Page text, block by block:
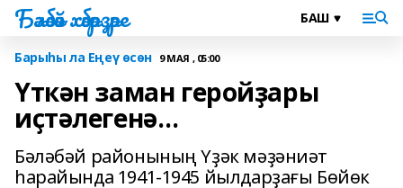
Бәләбәй хәбәрҙәре
Барыһы ла Еңеү өсөн 9 МАЯ , 05:00
Үткән заман геройҙары
иҫтәлегенә…
Бәләбәй районының Үҙәк мәҙәниәт
һарайында 1941-1945 йылдарҙағы Бөйөк